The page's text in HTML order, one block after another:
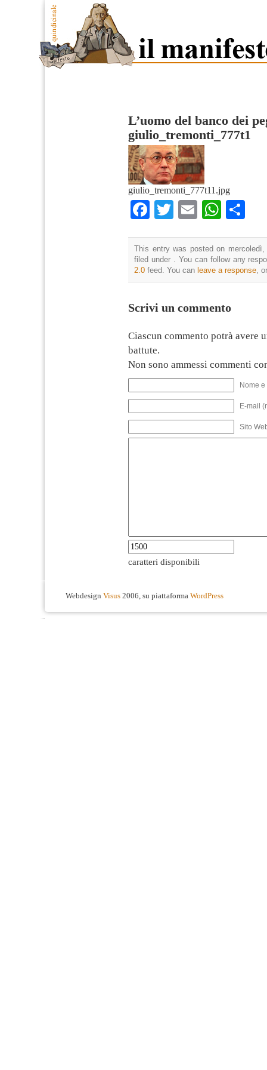
L’uomo del banco dei
giulio_tremonti_777t1
giulio_tremonti_777t11.jpg
Facebook
TwitterEmail
This entry was posted on
filed under . You can follow any
2.0 feed. You can leave a response,
Scrivi un commento
Ciascun commento potrà avere
battute.
Non sono ammessi commenti
Nome
E-mail
Sito
caratteri disponibili
Webdesign Visus 2006, su piattaforma WordPress